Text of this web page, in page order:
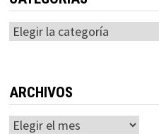
Categorías
ARCHIVOS
Archivos